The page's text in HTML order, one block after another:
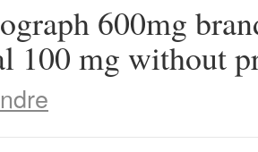
600mg
100 mg without